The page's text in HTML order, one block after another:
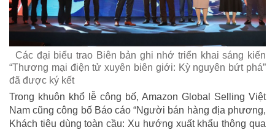
Các đại biểu trao Biên bản ghi nhớ triển khai sáng kiến
“Thương mại điện tử xuyên biên giới: Kỳ nguyên bứt phá”
đã được ký kết
Trong khuôn khổ lễ công bố, Amazon Global Selling Việt
Nam cũng công bố Báo cáo “Người bán hàng địa phương,
Khách tiêu dùng toàn cầu: Xu hướng xuất khẩu thông qua